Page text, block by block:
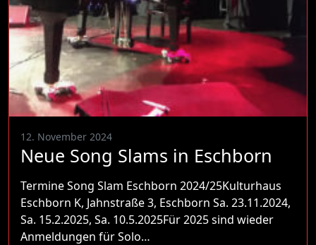
12. November 2024
Neue Song Slams in Eschborn
Termine Song Slam Eschborn 2024/25Kulturhaus
Eschborn K, Jahnstraße 3, Eschborn Sa. 23.11.2024,
Sa. 15.2.2025, Sa. 10.5.2025Für 2025 sind wieder
Anmeldungen für Solo…